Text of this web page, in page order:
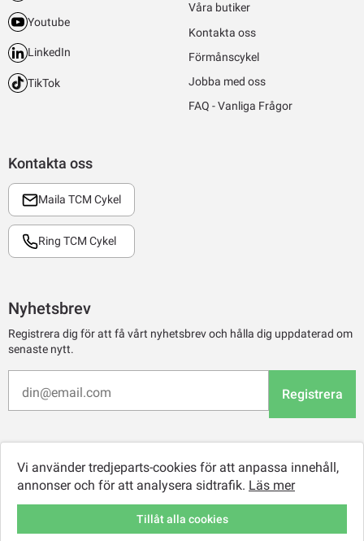
Kontakta oss
Maila TCM Cykel
Ring TCM Cykel
Youtube
LinkedIn
TikTok
Våra butiker
Kontakta oss
Förmånscykel
Jobba med oss
FAQ - Vanliga Frågor
Nyhetsbrev
Registrera dig för att få vårt nyhetsbrev och hålla dig uppdaterad om
senaste nytt.
Registrera
Vi använder tredjeparts-cookies för att anpassa innehåll,
annonser och för att analysera sidtrafik. Läs mer
Tillåt alla cookies